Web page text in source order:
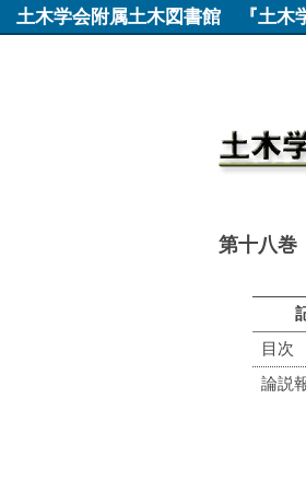
土木学会附属土木図書館 『土木
第十八
目次
論説